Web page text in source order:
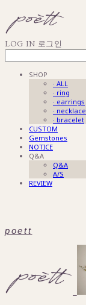
LOG IN 로그인
SHOP
· ALL
· ring
· earrings
· necklace
· bracelet
CUSTOM
Gemstones
NOTICE
Q&A
Q&A
A/S
REVIEW
poett